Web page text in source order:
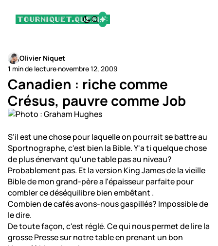
Olivier Niquet
1 min de lecture·novembre 12, 2009
Canadien : riche comme
Crésus, pauvre comme Job
S'il est une chose pour laquelle on pourrait se battre au
Sportnographe, c'est bien la Bible. Y'a ti quelque chose
de plus énervant qu'une table pas au niveau?
Probablement pas. Et la version King James de la vieille
Bible de mon grand-père a l'épaisseur parfaite pour
combler ce déséquilibre bien embêtant .
Combien de cafés avons-nous gaspillés? Impossible de
le dire.
De toute façon, c'est réglé. Ce qui nous permet de lire la
grosse Presse sur notre table en prenant un bon